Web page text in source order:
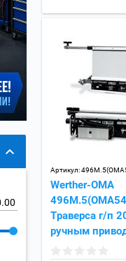
Артикул:
Werther-OMA
Траверса г/п
ручным